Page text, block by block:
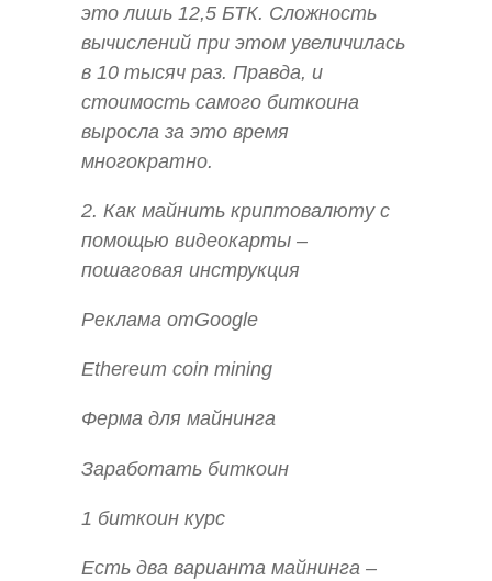
это лишь 12,5 БТК. Сложность
вычислений при этом увеличилась
в 10 тысяч раз. Правда, и
стоимость самого биткоина
выросла за это время
многократно.
2. Как майнить криптовалюту с
помощью видеокарты –
пошаговая инструкция
Реклама отGoogle
Ethereum coin mining
Ферма для майнинга
Заработать биткоин
1 биткоин курс
Есть два варианта майнинга –